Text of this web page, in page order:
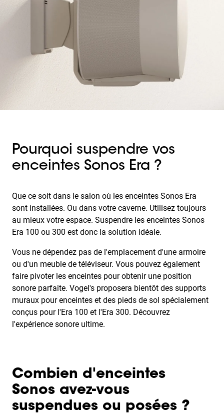
Pourquoi suspendre vos
enceintes Sonos Era ?
Que ce soit dans le salon où les enceintes Sonos Era
sont installées. Ou dans votre caverne. Utilisez toujours
au mieux votre espace. Suspendre les enceintes Sonos
Era 100 ou 300 est donc la solution idéale.
Vous ne dépendez pas de l'emplacement d'une armoire
ou d'un meuble de téléviseur. Vous pouvez également
faire pivoter les enceintes pour obtenir une position
sonore parfaite. Vogel's proposera bientôt des supports
muraux pour enceintes et des pieds de sol spécialement
conçus pour l'Era 100 et l'Era 300. Découvrez
l'expérience sonore ultime.
Combien d'enceintes
Sonos avez-vous
suspendues ou posées ?